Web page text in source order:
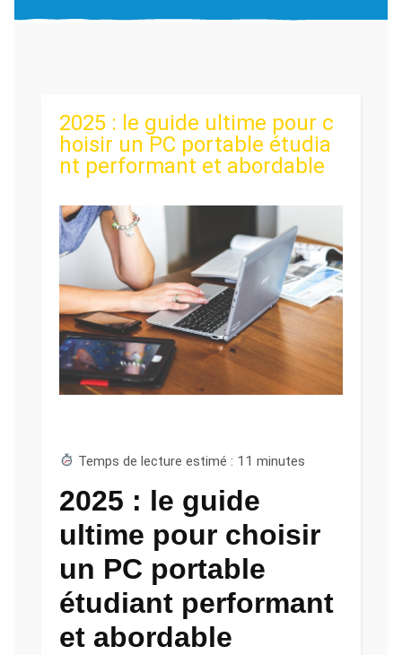
2025 : le guide ultime pour c
hoisir un PC portable étudia
nt performant et abordable
Temps de lecture estimé : 11 minutes
2025 : le guide
ultime pour choisir
un PC portable
étudiant performant
et abordable